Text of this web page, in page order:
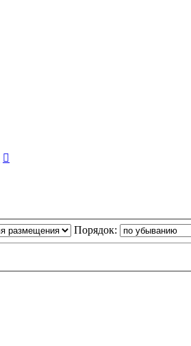
Порядок: